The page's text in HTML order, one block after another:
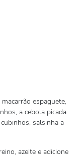
espaguete,
a cebola picada
salsinha a
azeite e adicione